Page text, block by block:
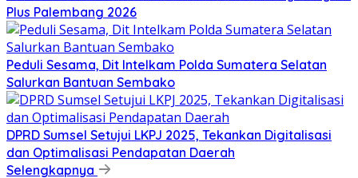
Plus Palembang 2026
Peduli Sesama, Dit Intelkam Polda Sumatera Selatan
Salurkan Bantuan Sembako
DPRD Sumsel Setujui LKPJ 2025, Tekankan Digitalisasi
dan Optimalisasi Pendapatan Daerah
Selengkapnya